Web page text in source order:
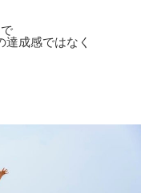
成感ではなく